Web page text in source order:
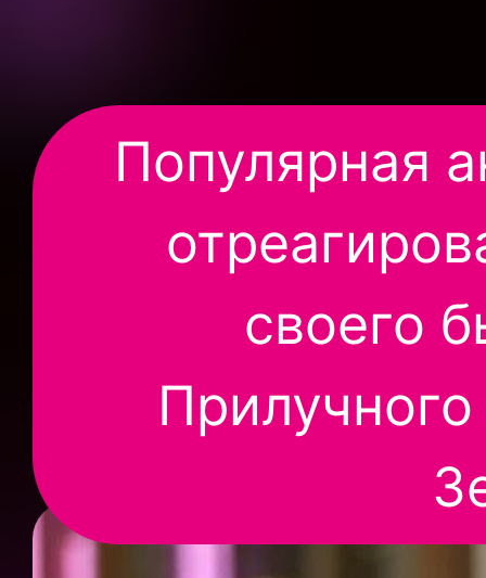
Популярная
своего